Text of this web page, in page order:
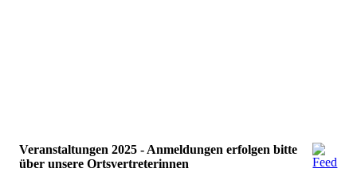
Veranstaltungen 2025 - Anmeldungen erfolgen bitte
über unsere Ortsvertreterinnen